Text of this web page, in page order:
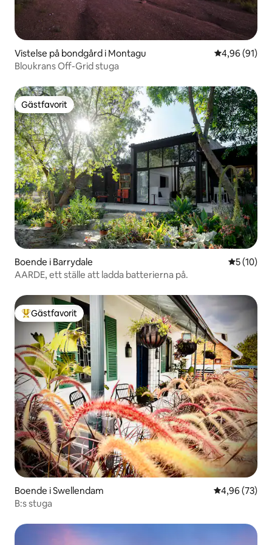
Vistelse på bondgård i Montagu 4,96 av 5 i
4,96 (91)
Bloukrans Off-Grid stuga
Gästfavorit
Gästfavorit
Boende i Barrydale 5 av 5 i
5 (10)
AARDE, ett ställe att ladda batterierna på.
Populär gästfavorit
Gästfavorit
Boende i Swellendam 4,96 av 5 i
4,96 (73)
B:s stuga